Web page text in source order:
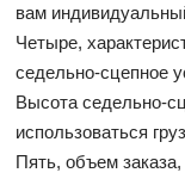
вам
Четыре,
седельно-сцепное
Высота седельно-
использоваться
Пять, объем заказа,